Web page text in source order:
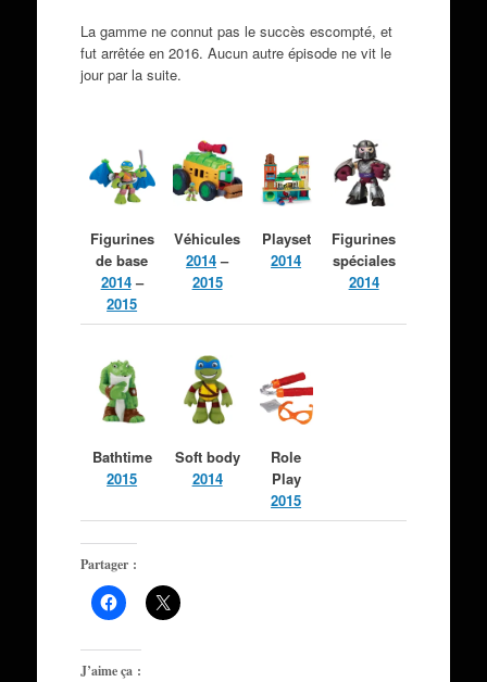
La gamme ne connut pas le succès escompté, et
fut arrêtée en 2016. Aucun autre épisode ne vit le
jour par la suite.
Figurines
de base
2014–
2015
Véhicules
2014 –
2015
Playset
2014
Figurines
spéciales
2014
Bathtime
2015
Soft body
2014
Role
Play
2015
Partager :
J’aime ça :